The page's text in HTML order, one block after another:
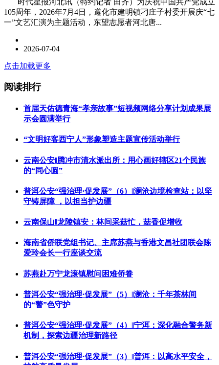
时代星报河北讯（特约记者 田齐）为庆祝中国共产党成立
105周年，2026年7月4日，遵化市建明镇刁庄子村委开展庆“七
一”文艺汇演为主题活动，东望志愿者河北唐...
2026-07-04
点击加载更多
阅读排行
首届天佑德青海“孝亲故事”短视频网络分享计划成果展
示会圆满举行
“文明好客西宁人”形象塑造主题宣传活动举行
云南公安‖腾冲市清水派出所：用心画好辖区21个民族
的“同心圆”
普洱公安“强治理·促发展”（6）‖澜沧边境检查站：以坚
守铸屏障 ，以担当护边疆
云南保山‖龙陵镇安：林间采菇忙，菇香促增收
海南省侨联党组书记、主席苏燕与香港文昌社团联会陈
爱玲会长一行座谈交流
苏燕赴万宁龙滚镇慰问困难侨眷
普洱公安“强治理·促发展”（5）‖澜沧：千年茶林间
的“警”色守护
普洱公安“强治理·促发展”（4）‖宁洱：深化融合警务新
机制，探索边疆治理新路径
普洱公安“强治理·促发展”（3）‖普洱：以高水平安全，